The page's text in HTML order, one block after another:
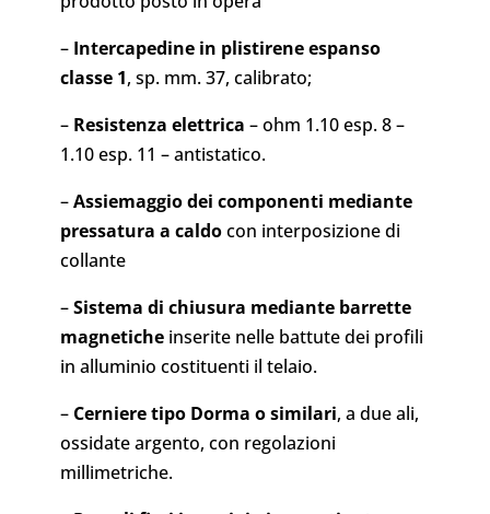
– Intercapedine in plistirene espanso
classe 1, sp. mm. 37, calibrato;
– Resistenza elettrica – ohm 1.10 esp. 8 –
1.10 esp. 11 – antistatico.
–Assiemaggio dei componenti mediante
pressatura a caldocon interposizione di
collante
–Sistema di chiusura mediante barrette
magneticheinserite nelle battute dei profili
in alluminio costituenti il telaio.
– Cerniere tipo Dorma o similari, a due ali,
ossidate argento, con regolazioni
millimetriche.